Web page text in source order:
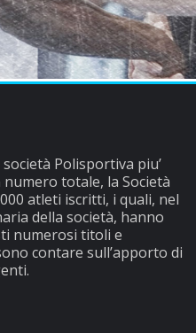
Polisportiva piu’
numero totale, la Società
atleti iscritti, i quali, nel
della società, hanno
numerosi titoli e
contare sull’apporto di